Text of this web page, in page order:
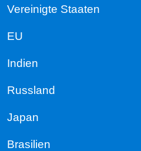
Vereinigte Staaten
EU
Indien
Russland
Japan
Brasilien